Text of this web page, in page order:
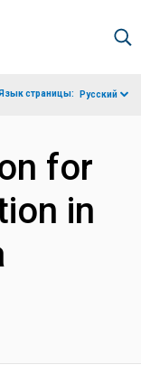
страницы: Русский
for
in